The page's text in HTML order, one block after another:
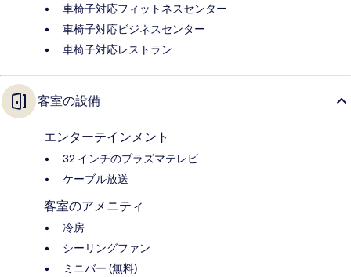
車椅子対応フィットネスセンター
車椅子対応ビジネスセンター
車椅子対応レストラン
客室の設備
エンターテインメント
32 インチのプラズマテレビ
ケーブル放送
客室のアメニティ
冷房
シーリングファン
ミニバー (無料)